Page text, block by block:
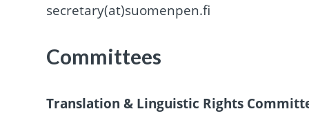
secretary(at)suomenpen.fi
Committees
Translation & Linguistic Rights